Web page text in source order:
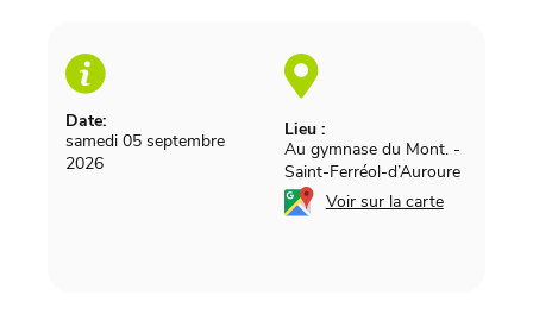
Date:
samedi 05 septembre
2026
Lieu :
Au gymnase du Mont. -
Saint-Ferréol-d’Auroure
Voir sur la carte